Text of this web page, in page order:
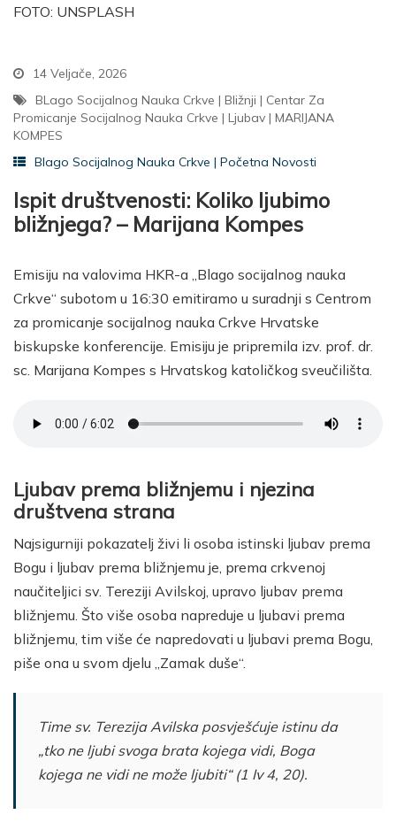
FOTO: UNSPLASH
14 Veljače, 2026
BLago Socijalnog Nauka Crkve | Bližnji | Centar Za
Promicanje Socijalnog Nauka Crkve | Ljubav | MARIJANA
KOMPES
Blago Socijalnog Nauka Crkve | Početna Novosti
Ispit društvenosti: Koliko ljubimo
bližnjega? – Marijana Kompes
Emisiju na valovima HKR-a „Blago socijalnog nauka
Crkve“ subotom u 16:30 emitiramo u suradnji s Centrom
za promicanje socijalnog nauka Crkve Hrvatske
biskupske konferencije. Emisiju je pripremila izv. prof. dr.
sc. Marijana Kompes s Hrvatskog katoličkog sveučilišta.
Ljubav prema bližnjemu i njezina
društvena strana
Najsigurniji pokazatelj živi li osoba istinski ljubav prema
Bogu i ljubav prema bližnjemu je, prema crkvenoj
naučiteljici sv. Tereziji Avilskoj, upravo ljubav prema
bližnjemu. Što više osoba napreduje u ljubavi prema
bližnjemu, tim više će napredovati u ljubavi prema Bogu,
piše ona u svom djelu „Zamak duše“.
Time sv. Terezija Avilska posvješćuje istinu da
„tko ne ljubi svoga brata kojega vidi, Boga
kojega ne vidi ne može ljubiti“ (1 Iv 4, 20).